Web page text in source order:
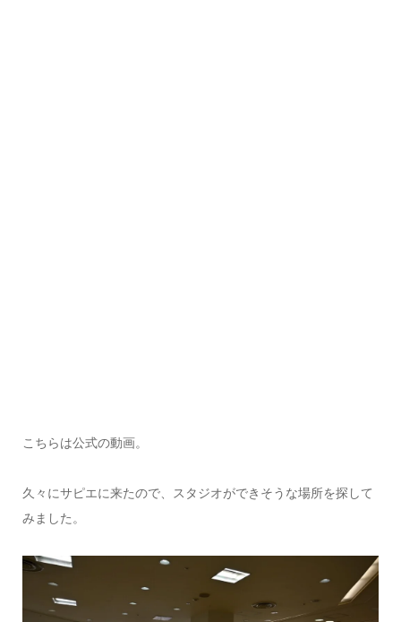
こちらは公式の動画。
久々にサピエに来たので、スタジオができそうな場所を探して
みました。